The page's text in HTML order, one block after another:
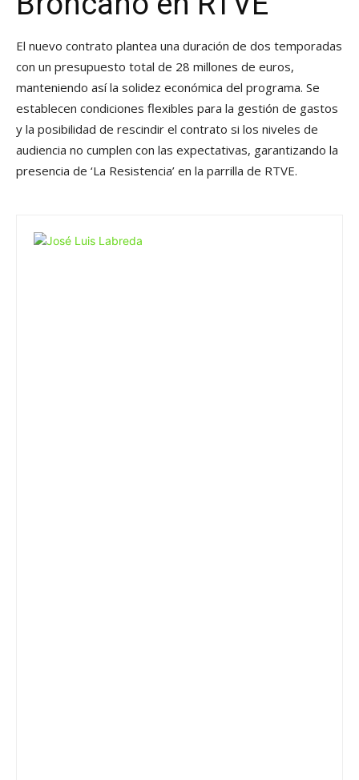
El nuevo contrato plantea una duración de dos temporadas
con un presupuesto total de 28 millones de euros,
manteniendo así la solidez económica del programa. Se
establecen condiciones flexibles para la gestión de gastos
y la posibilidad de rescindir el contrato si los niveles de
audiencia no cumplen con las expectativas, garantizando la
presencia de ‘La Resistencia’ en la parrilla de RTVE.